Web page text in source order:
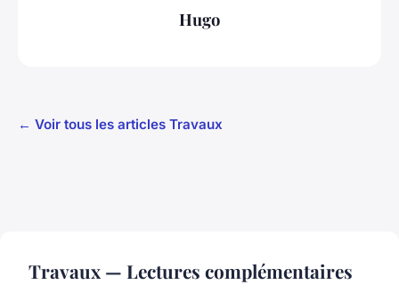
Hugo
← Voir tous les articles Travaux
Travaux — Lectures complémentaires